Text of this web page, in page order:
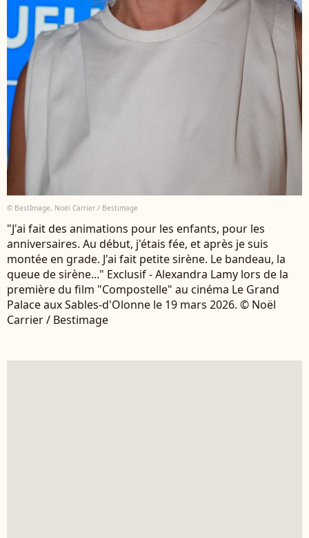
© BestImage, Noël Carrier / Bestimage
"J'ai fait des animations pour les enfants, pour les
anniversaires. Au début, j'étais fée, et après je suis
montée en grade. J'ai fait petite sirène. Le bandeau, la
queue de sirène..." Exclusif - Alexandra Lamy lors de la
première du film "Compostelle" au cinéma Le Grand
Palace aux Sables-d'Olonne le 19 mars 2026. © Noël
Carrier / Bestimage